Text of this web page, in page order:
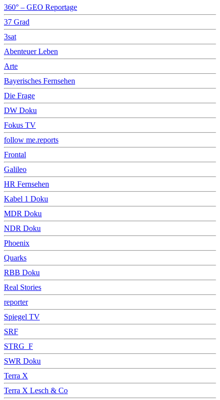
360° – GEO Reportage
37 Grad
3sat
Abenteuer Leben
Arte
Bayerisches Fernsehen
Die Frage
DW Doku
Fokus TV
follow me.reports
Frontal
Galileo
HR Fernsehen
Kabel 1 Doku
MDR Doku
NDR Doku
Phoenix
Quarks
RBB Doku
Real Stories
reporter
Spiegel TV
SRF
STRG_F
SWR Doku
Terra X
Terra X Lesch & Co